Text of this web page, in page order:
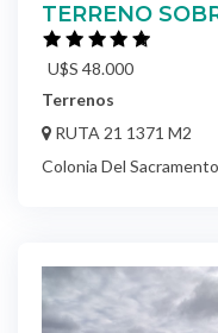
TERRENO
U$S 48.000
Terrenos
RUTA 21 1371 M2
Colonia Del